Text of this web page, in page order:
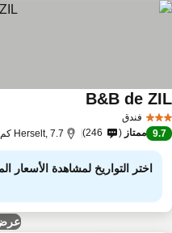
فندق
B&B deمشاهدة الأسعار
9.7 ممتاز 246 Herselt, 7.7 كم إلى Laakdal
اختر التواريخ لمشاهدة الأسعار
عرض